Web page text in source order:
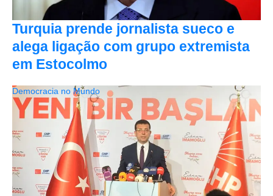
Turquia prende jornalista sueco e
alega ligação com grupo extremista
em Estocolmo
Democracia no Mundo